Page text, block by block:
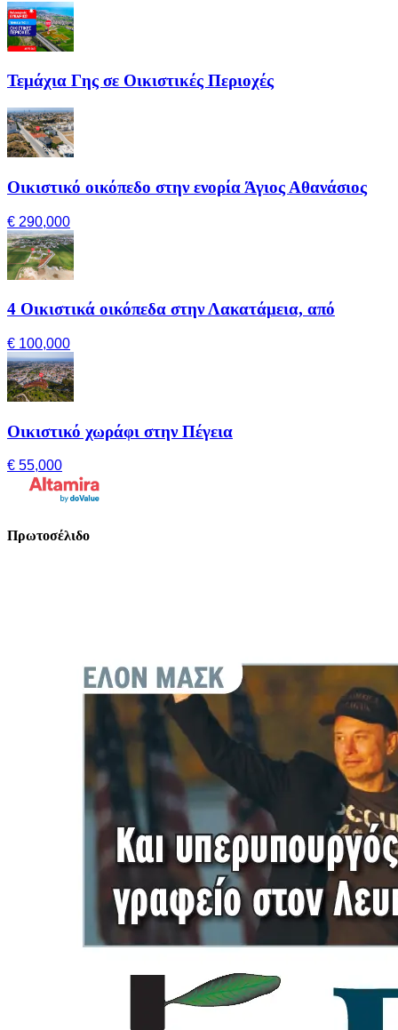
Τεμάχια Γης σε Οικιστικές Περιοχές
Οικιστικό οικόπεδο στην ενορία Άγιος Αθανάσιος
€ 290,000
4 Οικιστικά οικόπεδα στην Λακατάμεια, από
€ 100,000
Οικιστικό χωράφι στην Πέγεια
€ 55,000
Πρωτοσέλιδο